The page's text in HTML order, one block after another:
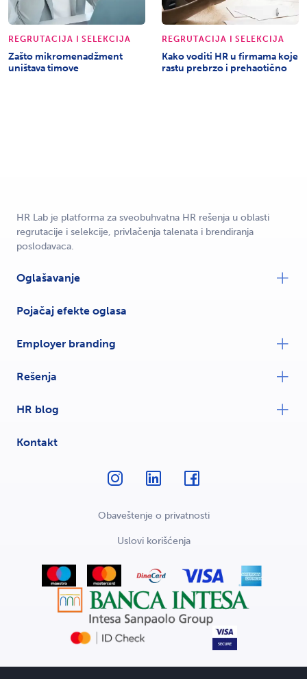
REGRUTACIJA I SELEKCIJA
Zašto mikromenadžment
uništava timove
REGRUTACIJA I SELEKCIJA
Kako voditi HR u firmama koje
rastu prebrzo i prehaotično
HR Lab je platforma za sveobuhvatna HR rešenja u oblasti
regrutacije i selekcije, privlačenja talenata i brendiranja
poslodavaca.
Oglašavanje
Pojačaj efekte oglasa
Employer branding
Rešenja
HR blog
Kontakt
Obaveštenje o privatnosti
Uslovi korišćenja